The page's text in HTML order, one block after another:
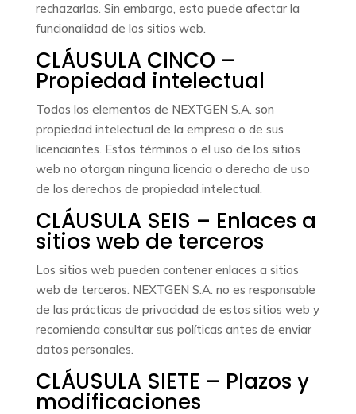
rechazarlas. Sin embargo, esto puede afectar la
funcionalidad de los sitios web.
CLÁUSULA CINCO –
Propiedad intelectual
Todos los elementos de NEXTGEN S.A. son
propiedad intelectual de la empresa o de sus
licenciantes. Estos términos o el uso de los sitios
web no otorgan ninguna licencia o derecho de uso
de los derechos de propiedad intelectual.
CLÁUSULA SEIS – Enlaces a
sitios web de terceros
Los sitios web pueden contener enlaces a sitios
web de terceros. NEXTGEN S.A. no es responsable
de las prácticas de privacidad de estos sitios web y
recomienda consultar sus políticas antes de enviar
datos personales.
CLÁUSULA SIETE – Plazos y
modificaciones